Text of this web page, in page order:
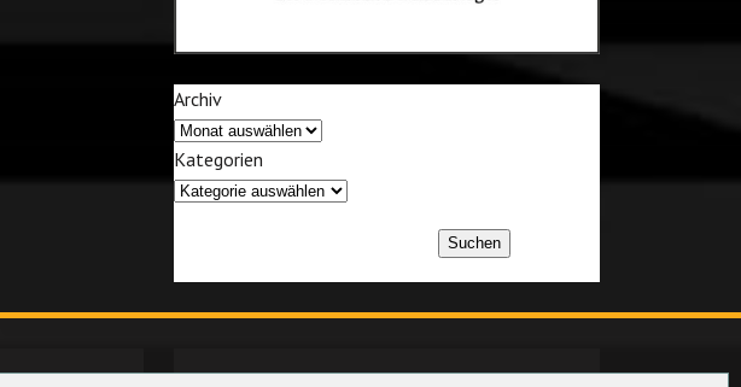
Archiv
Kategorien
Suchen